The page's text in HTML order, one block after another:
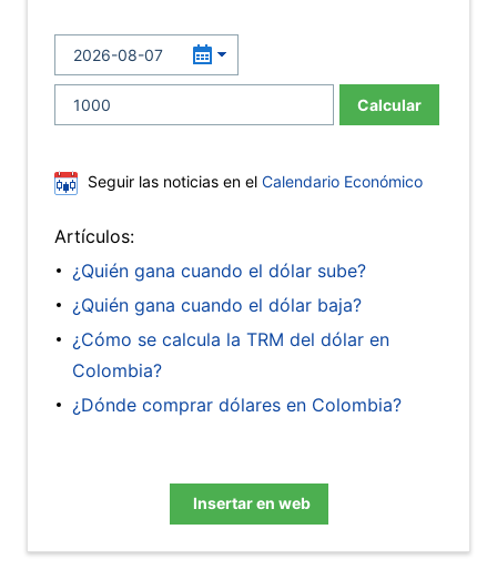
Calcular
Seguir las noticias en el Calendario Económico
Artículos:
¿Quién gana cuando el dólar sube?
¿Quién gana cuando el dólar baja?
¿Cómo se calcula la TRM del dólar en
Colombia?
¿Dónde comprar dólares en Colombia?
Insertar en web